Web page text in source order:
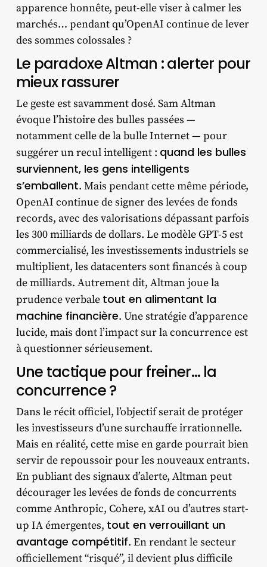
apparence honnête, peut-elle viser à calmer les
marchés… pendant qu’OpenAI continue de lever
des sommes colossales ?
Le paradoxe Altman : alerter pour
mieux rassurer
Le geste est savamment dosé. Sam Altman
évoque l’histoire des bulles passées —
notamment celle de la bulle Internet — pour
suggérer un recul intelligent : quand les bulles
surviennent, les gens intelligents
s’emballent. Mais pendant cette même période,
OpenAI continue de signer des levées de fonds
records, avec des valorisations dépassant parfois
les 300 milliards de dollars. Le modèle GPT-5 est
commercialisé, les investissements industriels se
multiplient, les datacenters sont financés à coup
de milliards. Autrement dit, Altman joue la
prudence verbale tout en alimentant la
machine financière. Une stratégie d’apparence
lucide, mais dont l’impact sur la concurrence est
à questionner sérieusement.
Une tactique pour freiner… la
concurrence ?
Dans le récit officiel, l’objectif serait de protéger
les investisseurs d’une surchauffe irrationnelle.
Mais en réalité, cette mise en garde pourrait bien
servir de repoussoir pour les nouveaux entrants.
En publiant des signaux d’alerte, Altman peut
décourager les levées de fonds de concurrents
comme Anthropic, Cohere, xAI ou d’autres start-
up IA émergentes, tout en verrouillant un
avantage compétitif. En rendant le secteur
officiellement “risqué”, il devient plus difficile